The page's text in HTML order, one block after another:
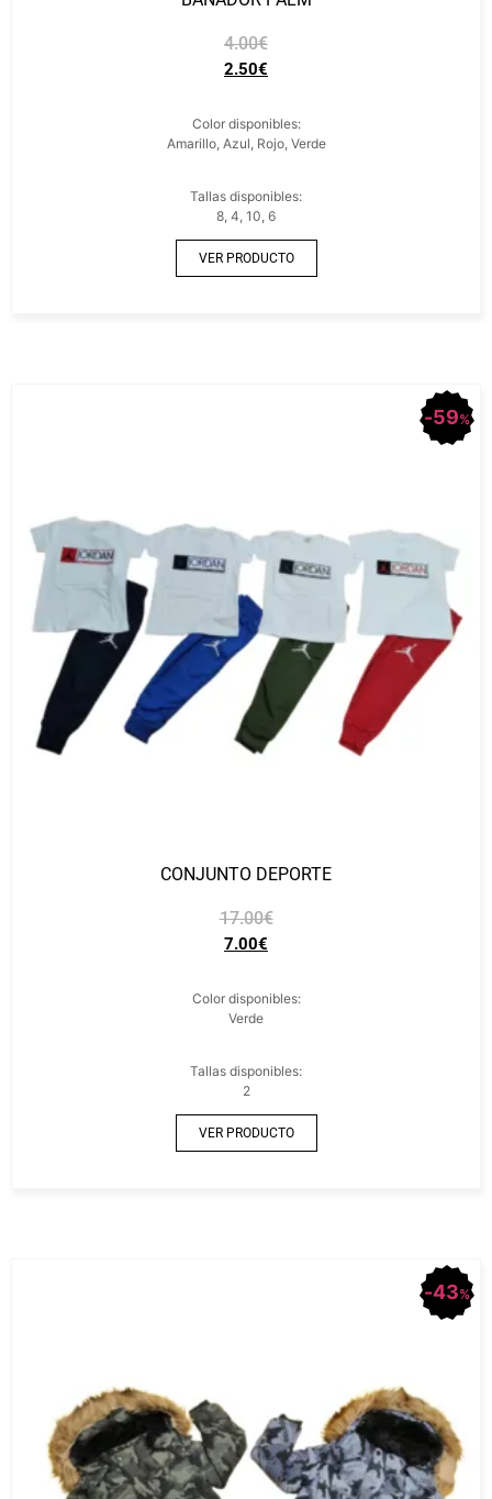
4.00€
2.50€
Color disponibles:
Amarillo, Azul, Rojo, Verde
Tallas disponibles:
8, 4, 10, 6
VER PRODUCTO
59%
CONJUNTO DEPORTE
17.00€
7.00€
Color disponibles:
Verde
Tallas disponibles:
2
VER PRODUCTO
43%